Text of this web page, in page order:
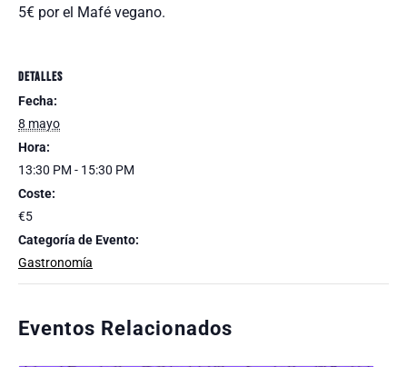
5€ por el Mafé vegano.
DETALLES
Fecha:
8 mayo
Hora:
13:30 PM - 15:30 PM
Coste:
€5
Categoría de Evento:
Gastronomía
Eventos Relacionados